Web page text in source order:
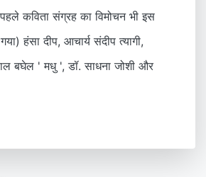
कविता संग्रह का विमोचन भी इस
हंसा दीप, आचार्य संदीप त्यागी,
बघेल ' मधु ', डॉ. साधना जोशी और